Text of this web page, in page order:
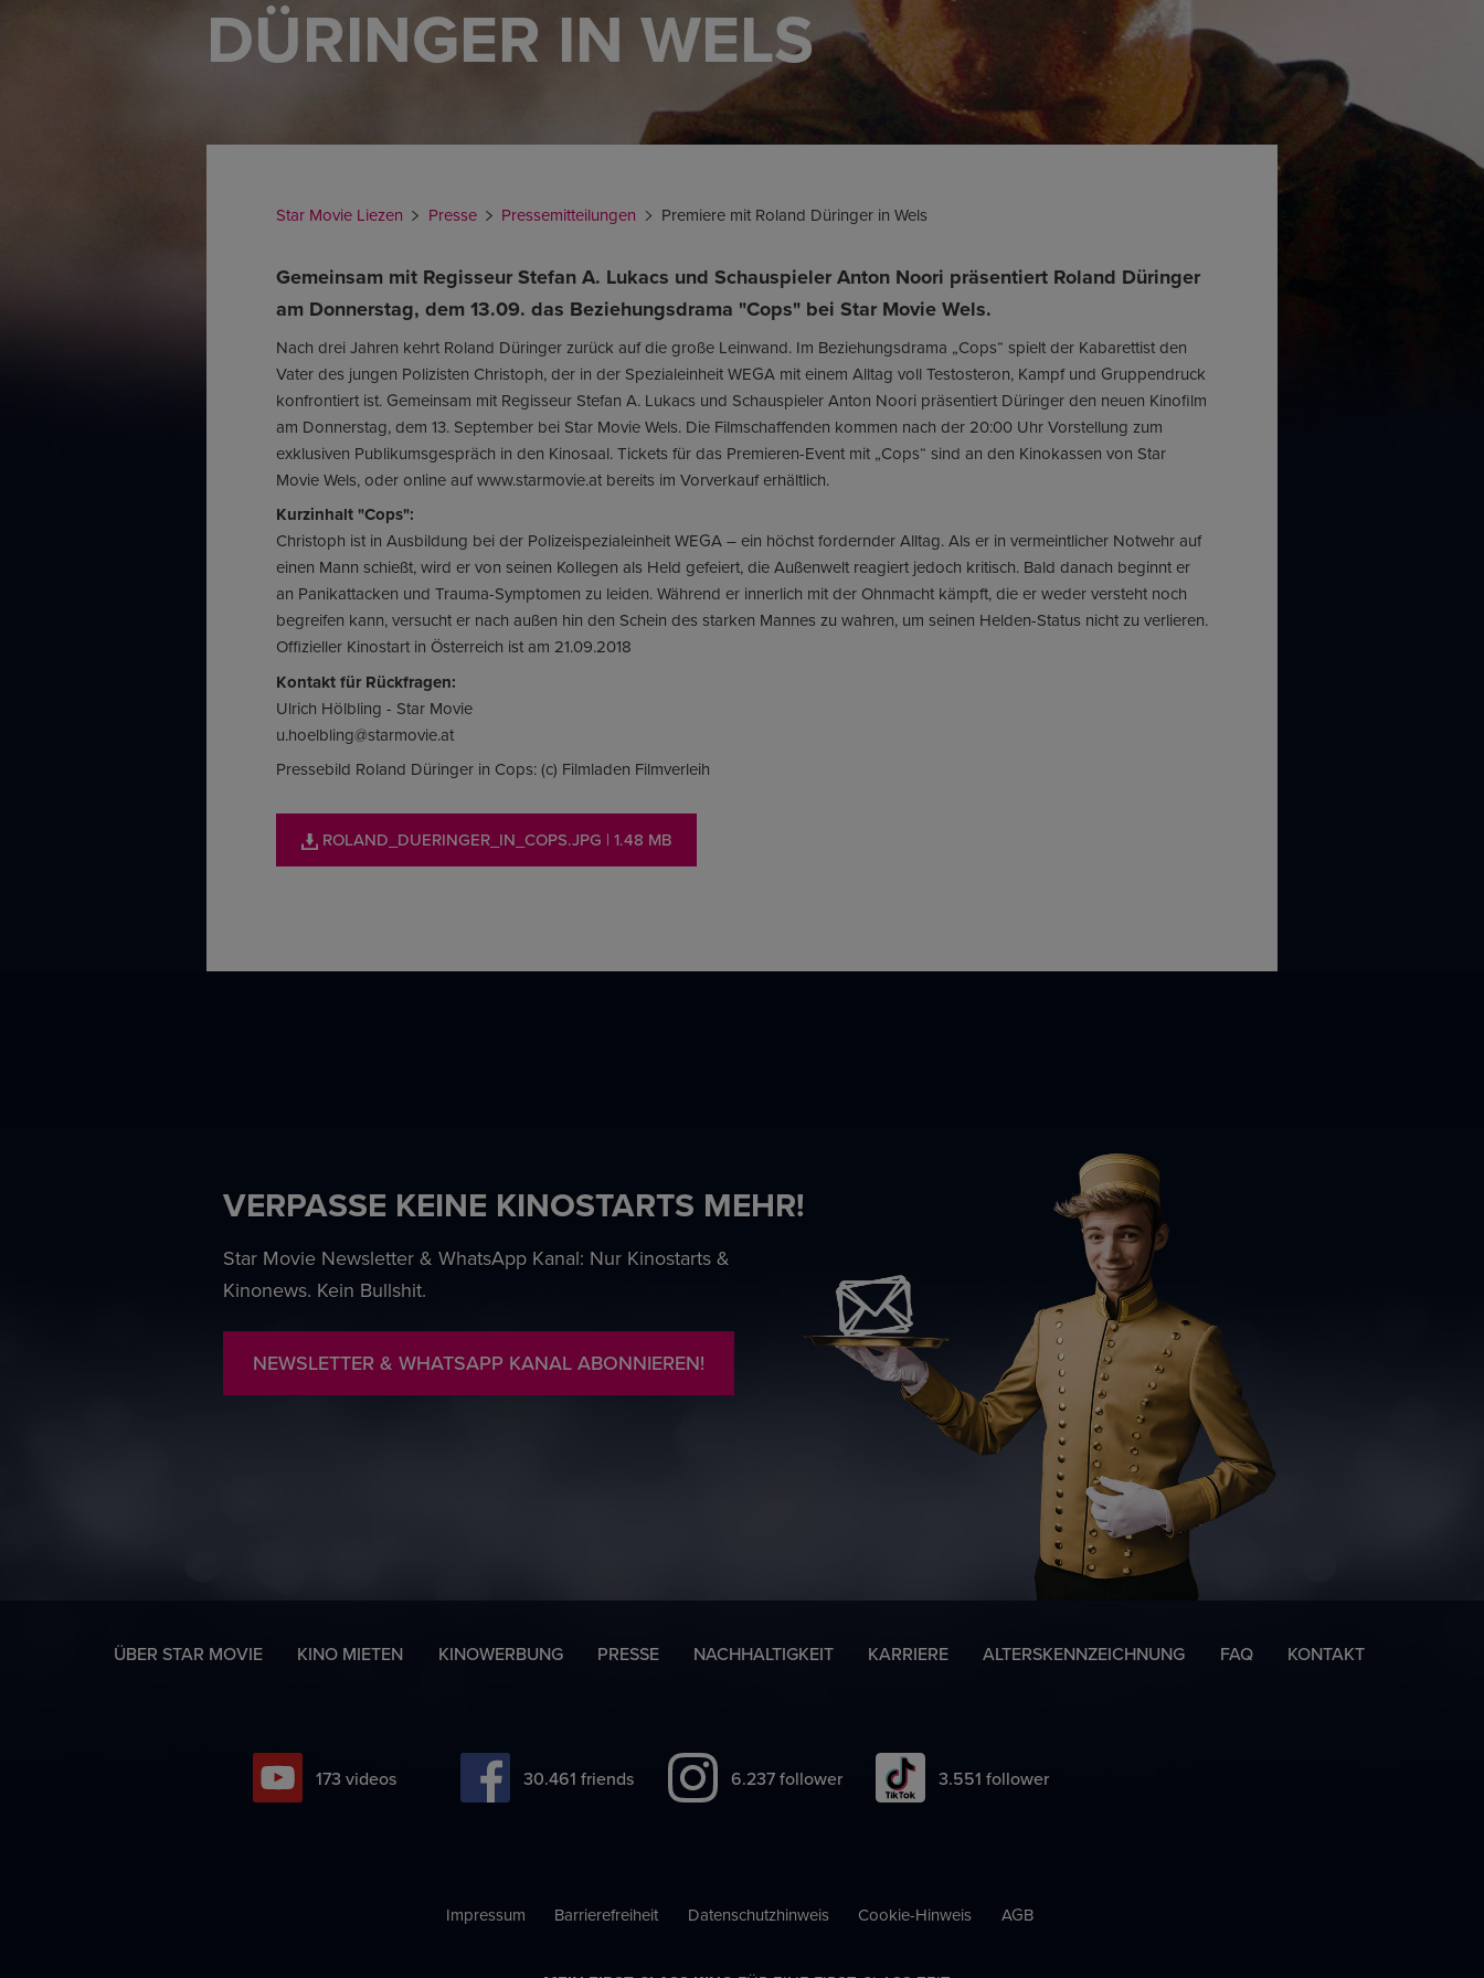
DÜRINGER IN WELS
Star Movie Liezen Presse Pressemitteilungen Premiere mit Roland Düringer in Wels
Gemeinsam mit Regisseur Stefan A. Lukacs und Schauspieler Anton Noori präsentiert Roland Düringer
am Donnerstag, dem 13.09. das Beziehungsdrama "Cops" bei Star Movie Wels.
Nach drei Jahren kehrt Roland Düringer zurück auf die große Leinwand. Im Beziehungsdrama „Cops“ spielt der Kabarettist den
Vater des jungen Polizisten Christoph, der in der Spezialeinheit WEGA mit einem Alltag voll Testosteron, Kampf und Gruppendruck
konfrontiert ist. Gemeinsam mit Regisseur Stefan A. Lukacs und Schauspieler Anton Noori präsentiert Düringer den neuen Kinofilm
am Donnerstag, dem 13. September bei Star Movie Wels. Die Filmschaffenden kommen nach der 20:00 Uhr Vorstellung zum
exklusiven Publikumsgespräch in den Kinosaal. Tickets für das Premieren-Event mit „Cops“ sind an den Kinokassen von Star
Movie Wels, oder online auf www.starmovie.at bereits im Vorverkauf erhältlich.
Kurzinhalt "Cops":
Christoph ist in Ausbildung bei der Polizeispezialeinheit WEGA – ein höchst fordernder Alltag. Als er in vermeintlicher Notwehr auf
einen Mann schießt, wird er von seinen Kollegen als Held gefeiert, die Außenwelt reagiert jedoch kritisch. Bald danach beginnt er
an Panikattacken und Trauma-Symptomen zu leiden. Während er innerlich mit der Ohnmacht kämpft, die er weder versteht noch
begreifen kann, versucht er nach außen hin den Schein des starken Mannes zu wahren, um seinen Helden-Status nicht zu verlieren.
Offizieller Kinostart in Österreich ist am 21.09.2018
Kontakt für Rückfragen:
Ulrich Hölbling - Star Movie
u.hoelbling@starmovie.at
Pressebild Roland Düringer in Cops: (c) Filmladen Filmverleih
ROLAND_DUERINGER_IN_COPS.JPG | 1.48 MB
VERPASSE KEINE KINOSTARTS MEHR!
Star Movie Newsletter & WhatsApp Kanal: Nur Kinostarts &
Kinonews. Kein Bullshit.
NEWSLETTER & WHATSAPP KANAL ABONNIEREN!
ÜBER STAR MOVIE KINO MIETEN KINOWERBUNG PRESSE NACHHALTIGKEIT KARRIERE ALTERSKENNZEICHNUNG FAQ KONTAKT
223 videos 39.228 friends 8.032follower 4.570 follower
Impressum Barrierefreiheit Datenschutzhinweis Cookie-Hinweis AGB